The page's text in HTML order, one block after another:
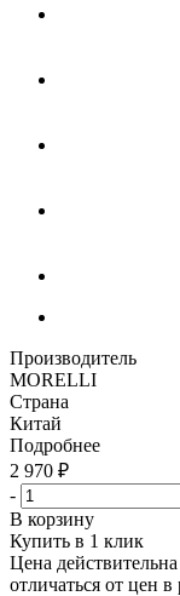
Производитель
MORELLI
Страна
Китай
Подробнее
2 970 ₽
-
В корзину
Купить в 1 клик
Цена
отличаться от цен